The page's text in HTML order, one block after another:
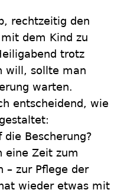
rechtzeitig den
dem Kind zu
trotz
will, sollte man
warten.
entscheidend, wie
Bescherung?
eine Zeit zum
– zur Pflege der
wieder etwas mit